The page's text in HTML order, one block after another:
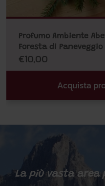
Profumo Ambiente
Foresta di Paneveggio
€10,00
Acquista
La più vasta area